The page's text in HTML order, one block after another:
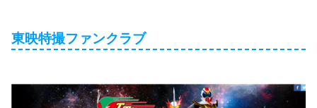
東映特撮ファンクラブ